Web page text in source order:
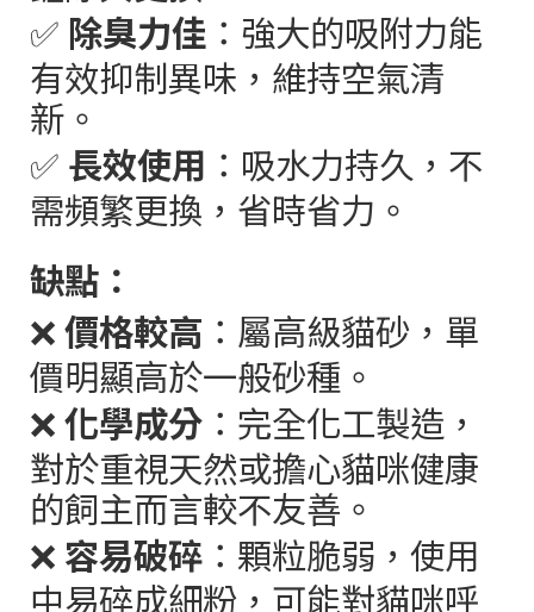
✅ 除臭力佳 ：強大的吸附力能
有效抑制異味，維持空氣清
新。
✅ 長效使用 ：吸水力持久，不
需頻繁更換，省時省力。
缺點：
❌價格較高 ：屬高級貓砂，單
價明顯高於一般砂種。
❌化學成分 ：完全化工製造，
對於重視天然或擔心貓咪健康
的飼主而言較不友善。
❌ 容易破碎 ：顆粒脆弱，使用
中易碎成細粉，可能對貓咪呼